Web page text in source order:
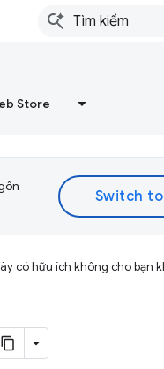
Store
có hữu ích không cho bạn